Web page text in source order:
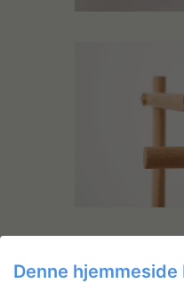
Denne